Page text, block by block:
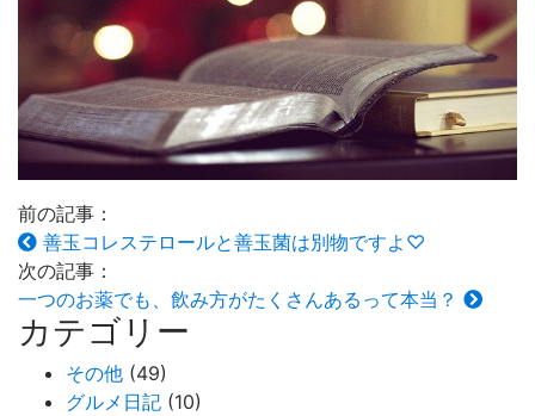
前の記事：
善玉コレステロールと善玉菌は別物ですよ♡
次の記事：
一つのお薬でも、飲み方がたくさんあるって本当？
カテゴリー
その他 (49)
グルメ日記 (10)